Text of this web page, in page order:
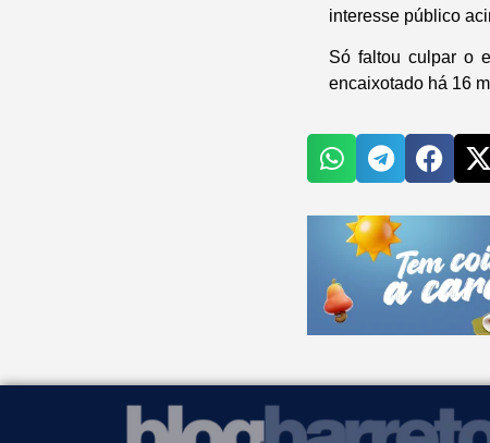
interesse público
Só faltou culpar o
encaixotado há 16